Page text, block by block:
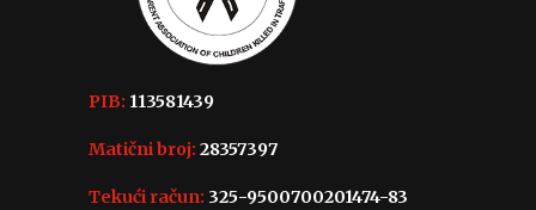
PIB: 113581439
Matični broj: 28357397
Tekući račun: 325-9500700201474-83